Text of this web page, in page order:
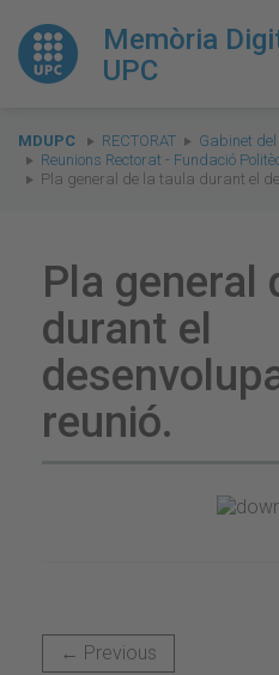
Memòria
UPC
You
are
here:
MDUPC RECTORAT Gabinet del
Reunions Rectorat - Fundació
Pla general de la taula durant el
Pla general
durant el
reunió.
← Previous